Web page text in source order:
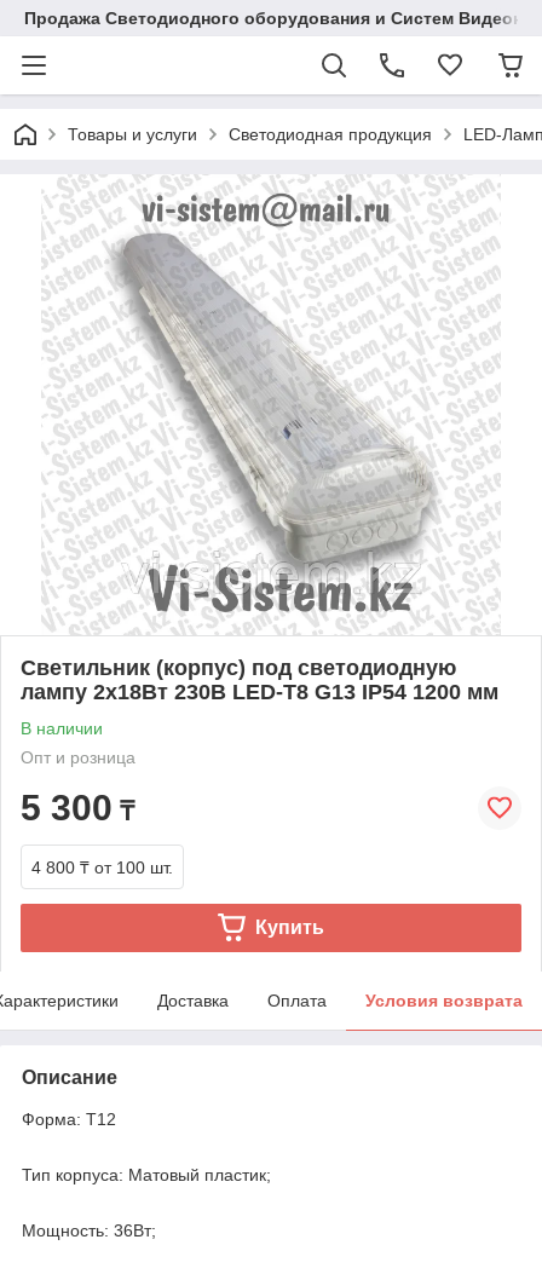
Продажа Светодиодного оборудования и Систем
Товары и услуги Светодиодная продукция LED-
Светильник (корпус) под светодиодную
лампу 2х18Вт 230В LED-Т8 G13 IP54 1200 мм
В наличии
Опт и розница
5 300 ₸
4 800 ₸ от 100 шт.
Купить
Доставка Оплата Условия возврата
Описание
Форма: T12
Тип корпуса: Матовый пластик;
Мощность: 36Вт;